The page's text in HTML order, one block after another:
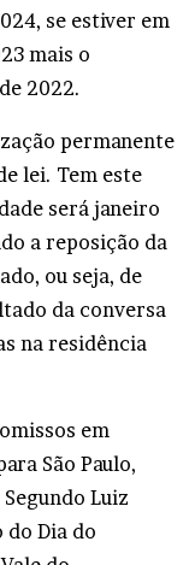
se estiver em
mais o
2022.
permanente
lei. Tem este
será janeiro
a reposição da
ou seja, de
da conversa
na residência
em
São Paulo,
Luiz
Dia do